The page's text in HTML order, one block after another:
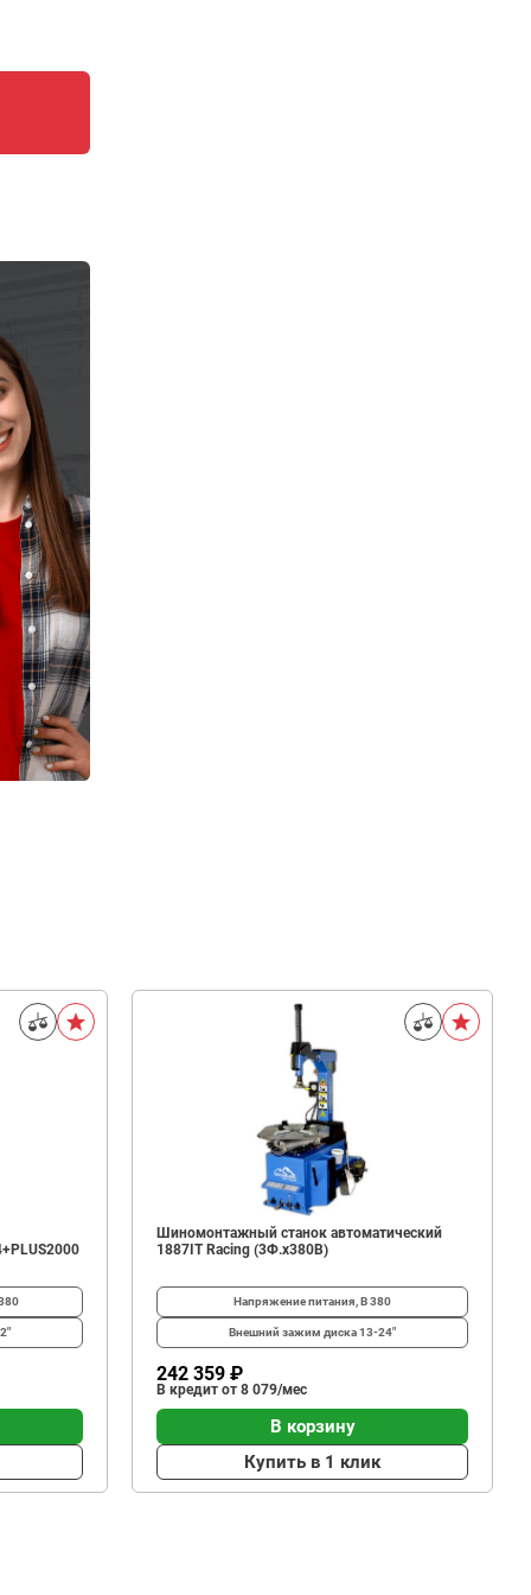
Шиномонтажный станок автоматический
1887IT Racing (3Ф.х380В)
Напряжение питания, В380
Внешний зажим диска13-24"
242 359 ₽
В кредит от 8 079/мес
В корзину
Купить в 1 клик